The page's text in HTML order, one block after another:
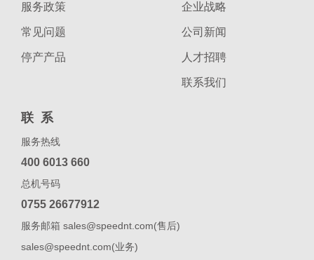
服务政策
常见问题
停产产品
企业战略
公司新闻
人才招聘
联系我们
联系
服务热线
400 6013 660
总机号码
0755 26677912
服务邮箱 sales@speednt.com(售后)
sales@speednt.com(业务)